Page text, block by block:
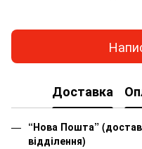
Доставка
“Нова Пошта”
відділення)